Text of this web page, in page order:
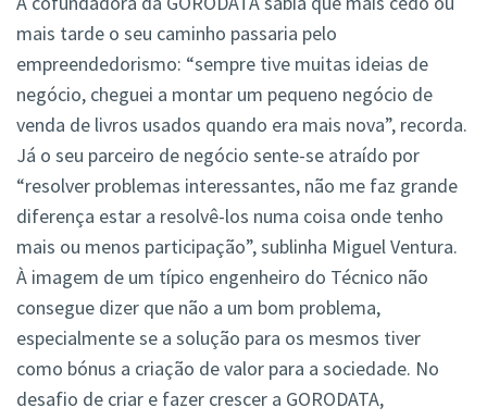
mais tarde o seu caminho passaria pelo
empreendedorismo: “sempre tive muitas ideias de
negócio, cheguei a montar um pequeno negócio de
venda de livros usados quando era mais nova”, recorda.
Já o seu parceiro de negócio sente-se atraído por
“resolver problemas interessantes, não me faz grande
diferença estar a resolvê-los numa coisa onde tenho
mais ou menos participação”, sublinha Miguel Ventura.
À imagem de um típico engenheiro do Técnico não
consegue dizer que não a um bom problema,
especialmente se a solução para os mesmos tiver
como bónus a criação de valor para a sociedade. No
desafio de criar e fazer crescer a GORODATA,